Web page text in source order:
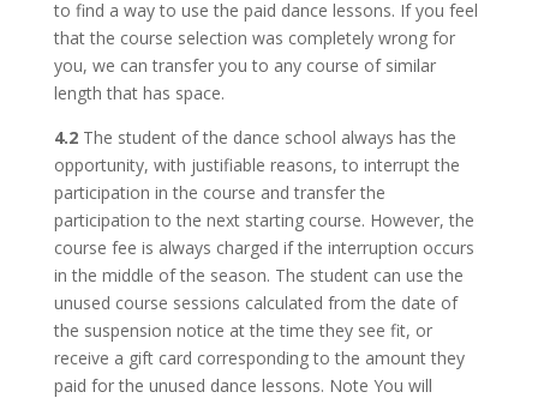
to find a way to use the paid dance lessons. If you feel
that the course selection was completely wrong for
you, we can transfer you to any course of similar
length that has space.
4.2The student of the dance school always has the
opportunity, with justifiable reasons, to interrupt the
participation in the course and transfer the
participation to the next starting course. However, the
course fee is always charged if the interruption occurs
in the middle of the season. The student can use the
unused course sessions calculated from the date of
the suspension notice at the time they see fit, or
receive a gift card corresponding to the amount they
paid for the unused dance lessons. Note You will